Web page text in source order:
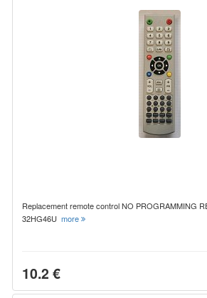
Replacement remote control NO PROGRAMMING
32HG46U more
10.2 €